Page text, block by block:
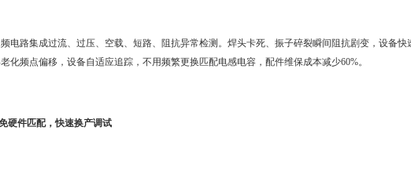
电路集成过流、过压、空载、短路、阻抗异常检测。焊头卡死、振子碎裂瞬间阻抗剧变，设备
化频点偏移，设备自适应追踪，不用频繁更换匹配电感电容，配件维保成本减少60%。
硬件匹配，快速换产调试